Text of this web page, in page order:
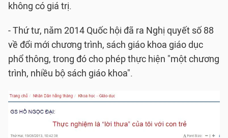
không có giá trị.
- Thứ tư, năm 2014 Quốc hội đã ra Nghị quyết số 88
về đổi mới chương trình, sách giáo khoa giáo dục
phổ thông, trong đó cho phép thực hiện "một chương
trình, nhiều bộ sách giáo khoa".